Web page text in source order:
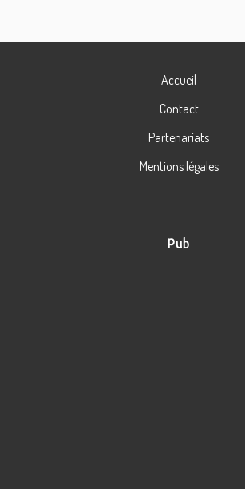
Accueil
Contact
Partenariats
Mentions légales
Pub